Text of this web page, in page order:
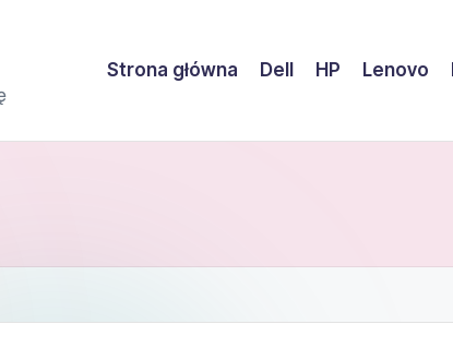
Strona główna Dell HP Lenovo